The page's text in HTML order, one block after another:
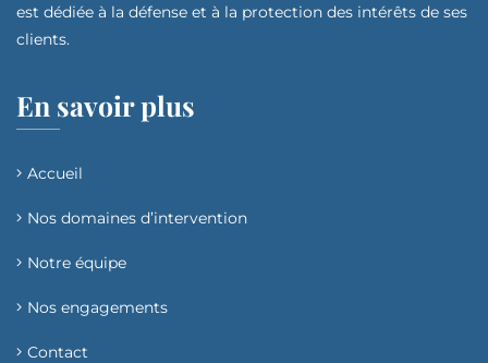
est dédiée à la défense et à la protection des intérêts de ses
clients.
En savoir plus
Accueil
Nos domaines d’intervention​
Notre équipe
Nos engagements
Contact